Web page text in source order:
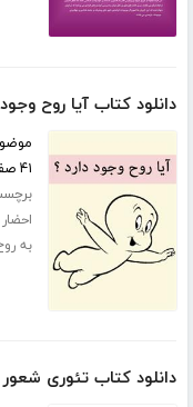
دانلود کتاب آیا روح وجود
۴۱ صفحه
به
دانلود کتاب تئوری شعور